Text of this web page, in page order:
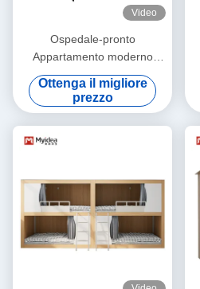
Video
Ospedale-pronto
Appartamento moderno
completamente chiuso Letti
in legno e scale da piedi in
acciaio Supporto
personalizzazione
Ottenga il migliore
prezzo